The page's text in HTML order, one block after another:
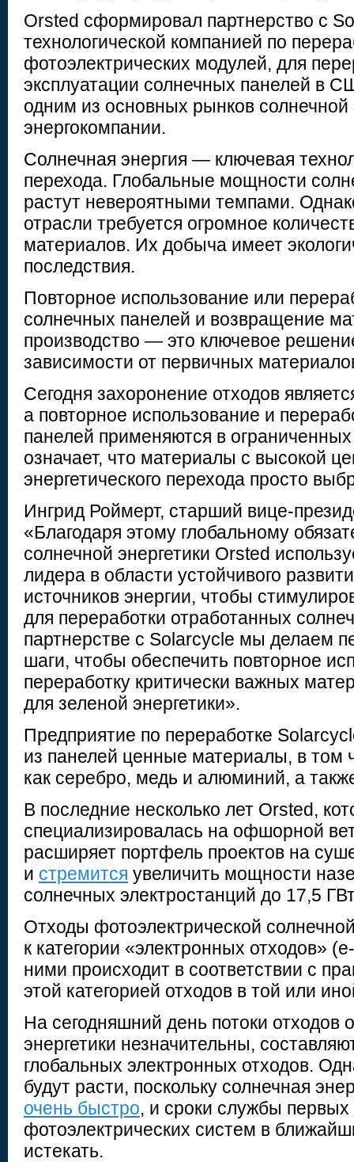
Orsted сформировал партнерство с
технологической компанией по
фотоэлектрических модулей, для
эксплуатации солнечных панелей в
одним из основных рынков солнечной
энергокомпании.
Солнечная энергия — ключевая
перехода. Глобальные мощности
растут невероятными темпами.
отрасли требуется огромное
материалов. Их добыча имеет
последствия.
Повторное использование или
солнечных панелей и возвращение
производство — это ключевое
зависимости от первичных
Сегодня захоронение отходов
а повторное использование и
панелей применяются в
означает, что материалы с высокой
энергетического перехода просто
Ингрид Роймерт, старший вице-
«Благодаря этому глобальному
солнечной энергетики Orsted
лидера в области устойчивого
источников энергии, чтобы
для переработки отработанных
партнерстве с Solarcycle мы делаем
шаги, чтобы обеспечить повторное
переработку критически важных
для зеленой энергетики».
Предприятие по переработке
из панелей ценные материалы, в том
как серебро, медь и алюминий, а
В последние несколько лет Orsted,
специализировалась на офшорной
расширяет портфель проектов на
и стремится увеличить мощности
солнечных электростанций до 17,5
Отходы фотоэлектрической
к категории «электронных отходов»
ними происходит в соответствии с
этой категорией отходов в той или
На сегодняшний день потоки отходов
энергетики незначительны,
глобальных электронных отходов.
будут расти, поскольку солнечная
очень быстро, и сроки службы
фотоэлектрических систем в
истекать.